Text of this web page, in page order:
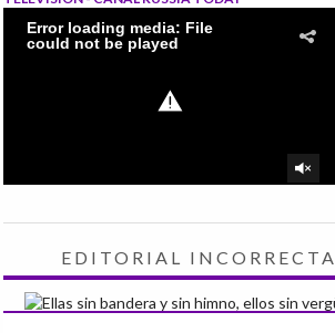
EDITORIAL INCORRECTA